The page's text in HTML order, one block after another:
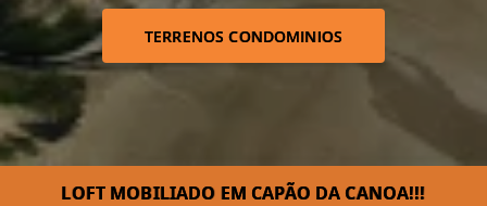
TERRENOS CONDOMINIOS
LOFT MOBILIADO EM CAPÃO DA CANOA!!!